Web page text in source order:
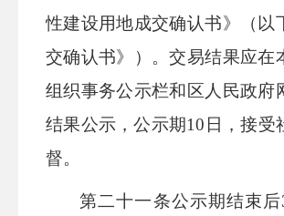
性建设用地成交确认书》（以
交确认书》）。交易结果应在
组织事务公示栏和 区 人民政府
结果公示，公示期10日，接受
督。
第二十一条公示期结束后